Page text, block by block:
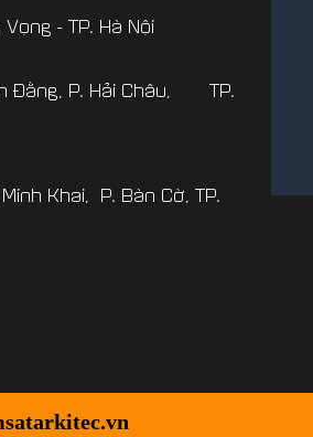
- TP. Hà Nội
Đằng, P. Hải Châu, TP.
Khai, P. Bàn Cờ, TP.